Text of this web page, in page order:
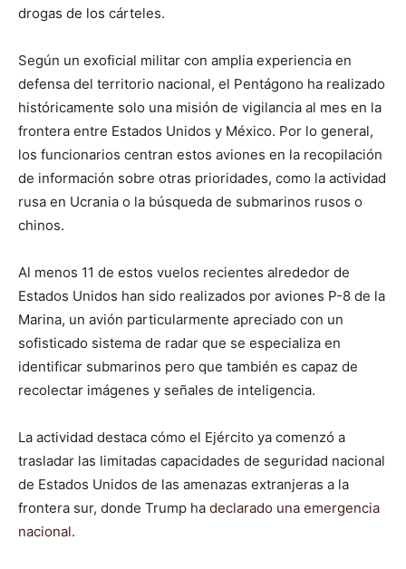
drogas de los cárteles.
Según un exoficial militar con amplia experiencia en
defensa del territorio nacional, el Pentágono ha realizado
históricamente solo una misión de vigilancia al mes en la
frontera entre Estados Unidos y México. Por lo general,
los funcionarios centran estos aviones en la recopilación
de información sobre otras prioridades, como la actividad
rusa en Ucrania o la búsqueda de submarinos rusos o
chinos.
Al menos 11 de estos vuelos recientes alrededor de
Estados Unidos han sido realizados por aviones P-8 de la
Marina, un avión particularmente apreciado con un
sofisticado sistema de radar que se especializa en
identificar submarinos pero que también es capaz de
recolectar imágenes y señales de inteligencia.
La actividad destaca cómo el Ejército ya comenzó a
trasladar las limitadas capacidades de seguridad nacional
de Estados Unidos de las amenazas extranjeras a la
frontera sur, donde Trump ha declarado una emergencia
nacional.